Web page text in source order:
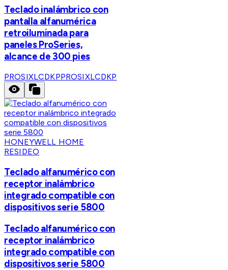
Teclado inalámbrico con
pantalla alfanumérica
retroiluminada para
paneles ProSeries,
alcance de 300 pies
PROSIXLCDKPPROSIXLCDKP
HONEYWELL HOME
RESIDEO
Teclado alfanumérico con
receptor inalámbrico
integrado compatible con
dispositivos serie 5800
Teclado alfanumérico con
receptor inalámbrico
integrado compatible con
dispositivos serie 5800